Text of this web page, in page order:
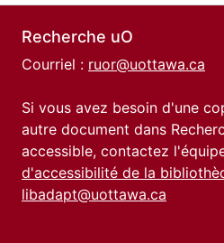
Recherche uO
Courriel : ruor@uottawa.ca
Si vous avez besoin d'une
autre document dans
accessible, contactez
d'accessibilité de la
libadapt@uottawa.ca